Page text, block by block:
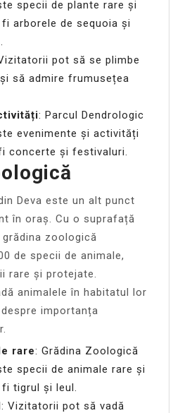
specii de plante rare și
arborele de sequoia și
pot să se plimbe
să admire frumusețea
: Parcul Dendrologic
evenimente și activități
concerte și festivaluri.
Deva este un alt punct
în oraș. Cu o suprafață
zoologică
de specii de animale,
rare și protejate.
animalele în habitatul lor
importanța
rare: Grădina Zoologică
specii de animale rare și
tigrul și leul.
: Vizitatorii pot să vadă